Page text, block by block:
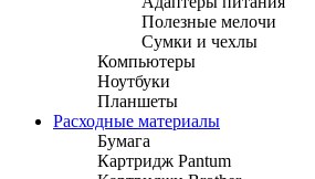
Полезные мелочи
Сумки и чехлы
Компьютеры
Ноутбуки
Планшеты
Расходные материалы
Бумага
Картридж Pantum